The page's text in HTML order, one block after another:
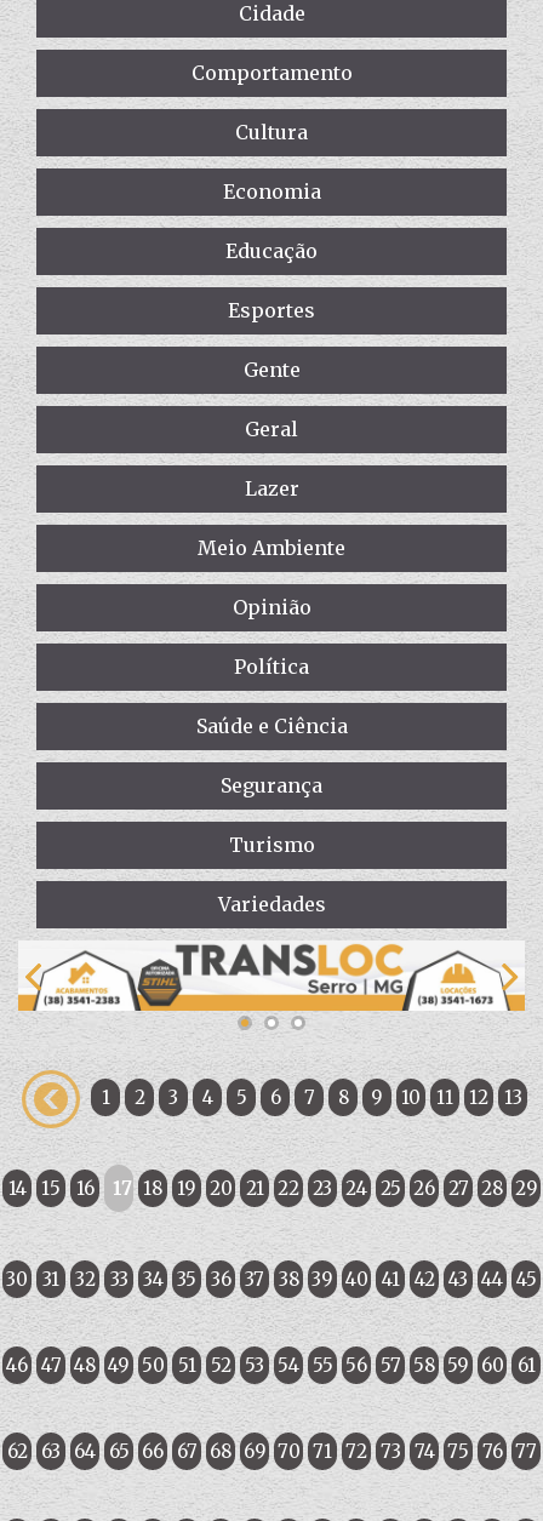
Cidade
Comportamento
Cultura
Economia
Educação
Esportes
Gente
Geral
Lazer
Meio Ambiente
Opinião
Política
Saúde e Ciência
Segurança
Turismo
Variedades
1 2 3 4 5 6 7 8 9 10 11 12 13
14 15 16 17 18 19 20 21 22 23 24 25 26 27 28 29
30 31 32 33 34 35 36 37 38 39 40 41 42 43 44 45
46 47 48 49 50 51 52 53 54 55 56 57 58 59 60 61
62 63 64 65 66 67 68 69 70 71 72 73 74 75 76 77